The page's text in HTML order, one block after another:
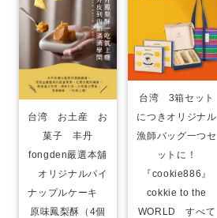
台湾 お土産 お
菓子 丰丹
fongden嚴選本舖
オリジナルパイ
ナップルケーキ
原味鳳梨酥（4個
台湾 3箱セット
につきオリジナル
漁師バッグ一つセ
ットに！
『cookie886』
cokkie to the
WORLD すべて